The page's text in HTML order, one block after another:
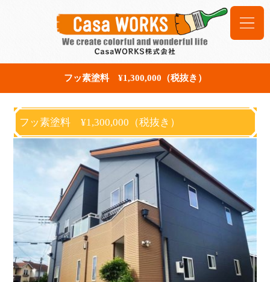
フッ素塗料 ¥1,300,000（税抜き）
フッ素塗料 ¥1,300,000（税抜き）